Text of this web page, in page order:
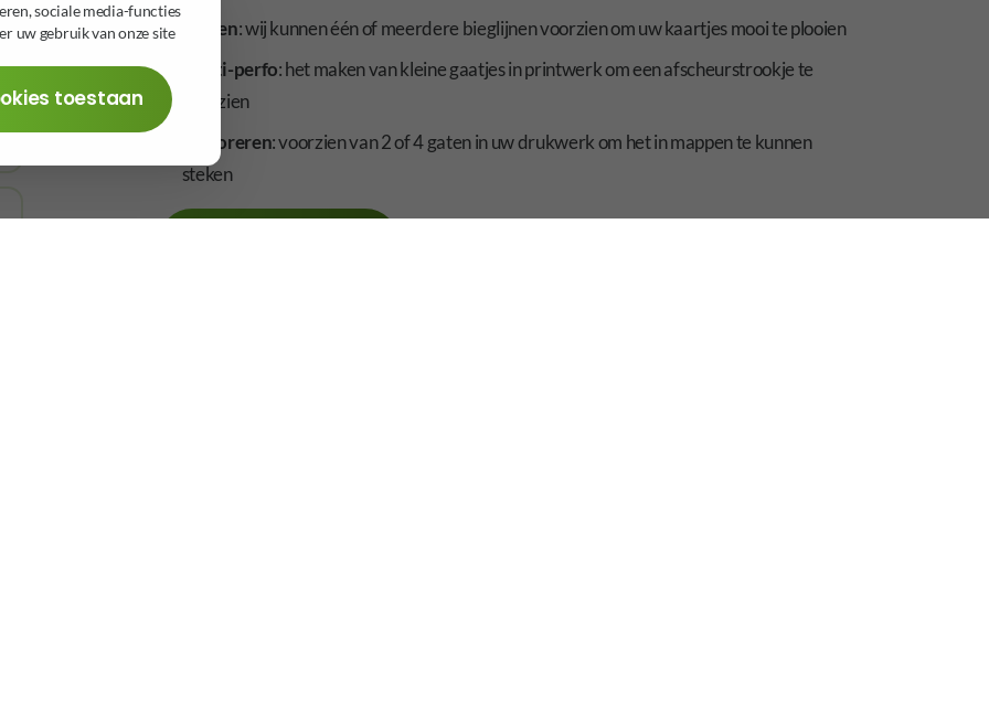
Biegen: wij kunnen één of meerdere bieglijnen voorzien om uw kaartjes mooi te plooien
Multi-perfo: het maken van kleine gaatjes in printwerk om een afscheurstrookje te
voorzien
Perforeren: voorzien van 2 of 4 gaten in uw drukwerk om het in mappen te kunnen
steken
sociale media-functies
uw gebruik van onze site
toestaan